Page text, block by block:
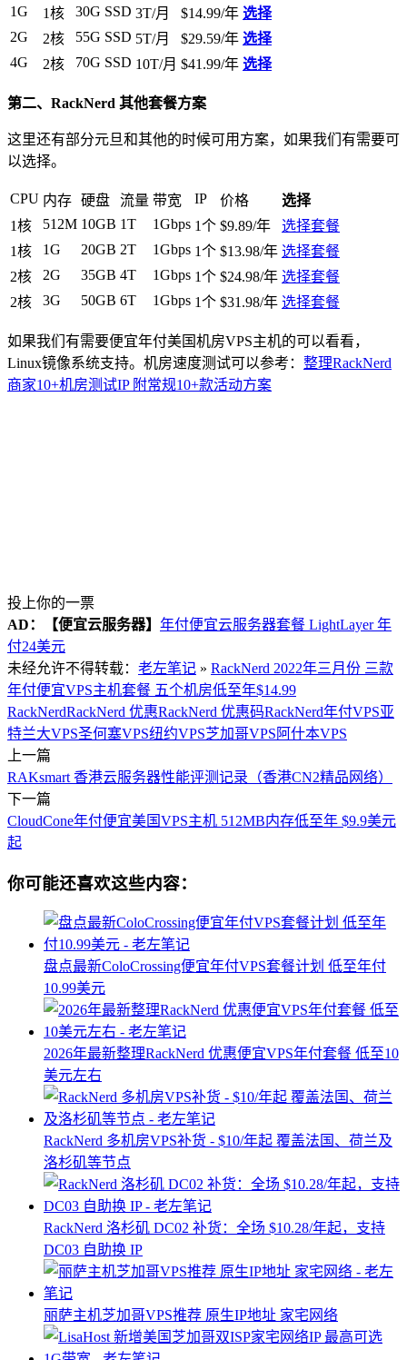
1G
1核 30G SSD 3T/月 $14.99/年 选择
2G
2核 55G SSD 5T/月 $29.59/年 选择
4G
2核 70G SSD 10T/月 $41.99/年 选择
第二、RackNerd 其他套餐方案
这里还有部分元旦和其他的时候可用方案，如果我们有需要可
以选择。
CPU 内存 硬盘 流量 带宽 IP 价格
选择
1核
512M 10GB 1T 1Gbps 1个 $9.89/年
选择套餐
1核
1G 20GB 2T 1Gbps 1个 $13.98/年 选择套餐
2核
2G 35GB 4T 1Gbps 1个 $24.98/年 选择套餐
2核
3G 50GB 6T 1Gbps 1个 $31.98/年 选择套餐
如果我们有需要便宜年付美国机房VPS主机的可以看看，
Linux镜像系统支持。机房速度测试可以参考： 整理RackNerd
商家10+机房测试IP 附常规10+款活动方案
投上你的一票
AD：
【便宜云服务器】 年付便宜云服务器套餐 LightLayer 年
付24美元
未经允许不得转载： 老左笔记 » RackNerd 2022年三月份 三款
年付便宜VPS主机套餐 五个机房低至年$14.99
RackNerdRackNerd 优惠RackNerd 优惠码RackNerd年付VPS亚
特兰大VPS圣何塞VPS纽约VPS芝加哥VPS 阿什本VPS
上一篇
RAKsmart 香港云服务器性能评测记录（香港CN2精品网络）
下一篇
CloudCone年付便宜美国VPS主机 512MB内存低至年 $9.9美元
起
你可能还喜欢这些内容：
盘点最新ColoCrossing便宜年付VPS套餐计划 低至年付
10.99美元
2026年最新整理RackNerd 优惠便宜VPS年付套餐 低至10
美元左右
RackNerd 多机房VPS补货 - $10/年起 覆盖法国、荷兰及
洛杉矶等节点
RackNerd 洛杉矶 DC02 补货：全场 $10.28/年起，支持
DC03 自助换 IP
丽萨主机芝加哥VPS推荐 原生IP地址 家宅网络